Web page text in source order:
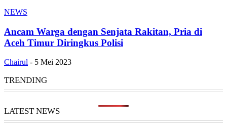
NEWS
Ancam Warga dengan Senjata Rakitan, Pria di
Aceh Timur Diringkus Polisi
Chairul - 5 Mei 2023
TRENDING
LATEST NEWS